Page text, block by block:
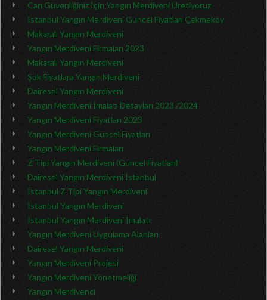
Can Güvenliğiniz İçin Yangın Merdiveni Üretiyoruz
İstanbul Yangın Merdiveni Güncel Fiyatları Çekmeköy
Makaralı Yangın Merdiveni
Yangın Merdiveni Firmaları 2023
Makaralı Yangın Merdiveni
Şok Fiyatlara Yangın Merdiveni
Dairesel Yangın Merdiveni
Yangın Merdiveni İmalatı Detayları 2023 /2024
Yangın Merdiveni Fiyatları 2023
Yangın Merdiveni Güncel Fiyatları
Yangın Merdiveni Firmaları
Z Tipi Yangın Merdiveni (Güncel Fiyatları)
Dairesel Yangın Merdiveni İstanbul
İstanbul Z Tipi Yangın Merdiveni
İstanbul Yangın Merdiveni
İstanbul Yangın Merdiveni İmalatı
Yangın Merdiveni Uygulama Alanları
Dairesel Yangın Merdiveni
Yangın Merdiveni Projesi
Yangın Merdiveni Yönetmeliği
Yangın Merdivenci